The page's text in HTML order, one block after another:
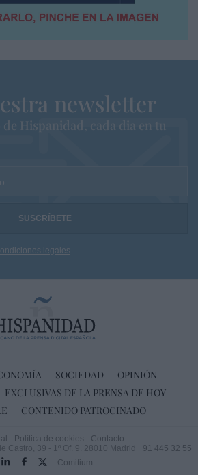
newsletter
Hispanidad, cada dia en tu
legales
SOCIEDAD
OPINIÓN
EXCLUSIVAS DE LA PRENSA DE HOY
CONTENIDO PATROCINADO
Política de cookies
Contacto
Castro, 39 - 1º Of. 9. 28010 Madrid
91 445 32 55
Comitium